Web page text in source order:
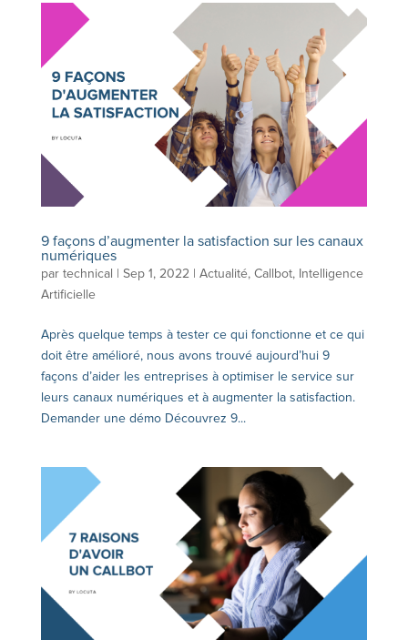
9 façons d’augmenter la satisfaction sur les canaux
numériques
par technical | Sep 1, 2022| Actualité, Callbot, Intelligence
Artificielle
Après quelque temps à tester ce qui fonctionne et ce qui
doit être amélioré, nous avons trouvé aujourd’hui 9
façons d’aider les entreprises à optimiser le service sur
leurs canaux numériques et à augmenter la satisfaction.
Demander une démo Découvrez 9...